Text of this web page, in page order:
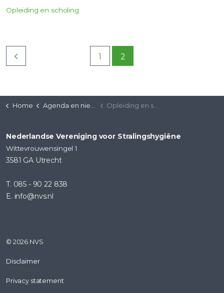
Opleiding en scholing
1 2
Home Agenda en nieuws Opleiding en scholing
Nederlandse Vereniging voor Stralingshygiëne
Wittevrouwensingel 1
3581 GA Utrecht
T. 085 - 90 22 838
E. info@nvs.nl
© 2026 NVS
Disclaimer
Privacy statement